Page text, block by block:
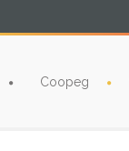
Coopeg